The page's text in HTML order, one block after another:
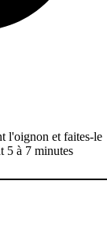
l'oignon et faites-le
5 à 7 minutes